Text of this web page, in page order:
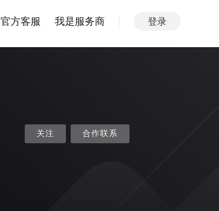
官方客服 我是服务商 登录
关注 合作联系